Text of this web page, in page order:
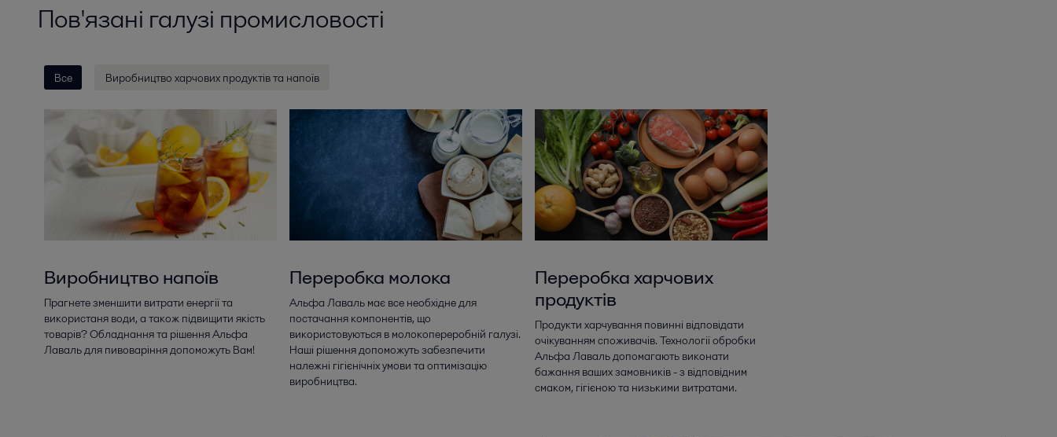
Пов'язані галузі промисловості
Все Виробництво харчових продуктів та напоїв
Виробництво напоїв
Прагнете зменшити витрати енергії та
використаня води, а також підвищити якість
товарів? Обладнання та рішення Альфа
Лаваль для пивоваріння допоможуть Вам!
Переробка молока
Альфа Лаваль має все необхідне для
постачання компонентів, що
використовуються в молокопереробній галузі.
Наші рішення допоможуть забезпечити
належні гігієнічніх умови та оптимізацію
виробництва.
Переробка харчових
продуктів
Продукти харчування повинні відповідати
очікуванням споживачів. Технології обробки
Альфа Лаваль допомагають виконати
бажання ваших замовників - з відповідним
смаком, гігієною та низькими витратами.